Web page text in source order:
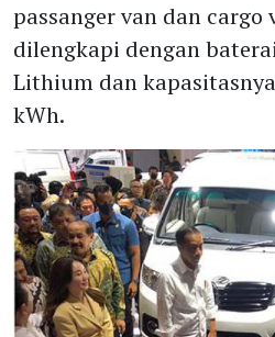
passanger van dan cargo
dilengkapi dengan
Lithium dan
kWh.